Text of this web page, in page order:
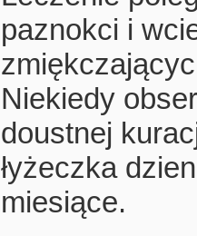
paznokci i
Niekiedy
doustnej
łyżeczka
miesiące.